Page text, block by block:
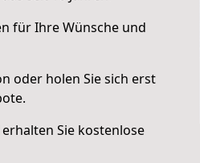
für Ihre Wünsche und
oder holen Sie sich erst
Sie kostenlose